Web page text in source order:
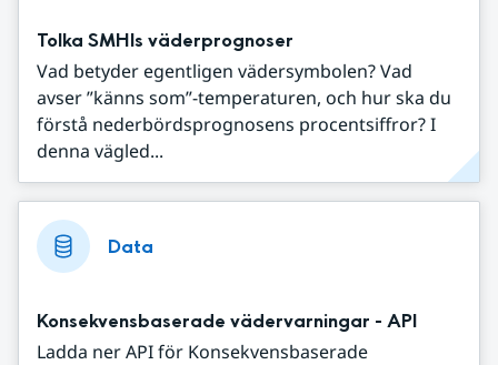
Tolka SMHIs väderprognoser
Vad betyder egentligen vädersymbolen? Vad
avser ”känns som”-temperaturen, och hur ska du
förstå nederbördsprognosens procentsiffror? I
denna vägled...
Data
Konsekvensbaserade vädervarningar - API
Ladda ner API för Konsekvensbaserade